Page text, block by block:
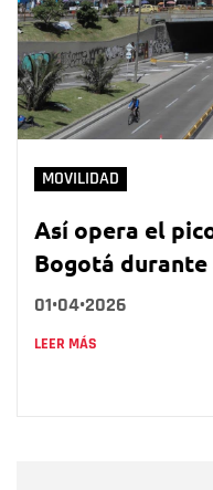
MOVILIDAD
Así opera el
Bogotá
01•04•2026
LEER MÁS